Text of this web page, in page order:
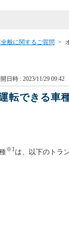
般に関するご質問 >
日時 : 2023/11/29 09:42
転できる車
※1は、以下のトラ